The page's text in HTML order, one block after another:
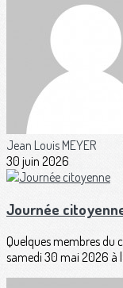
Jean Louis MEYER
30 juin 2026
Journée
Quelques membres du
samedi 30 mai 2026 à